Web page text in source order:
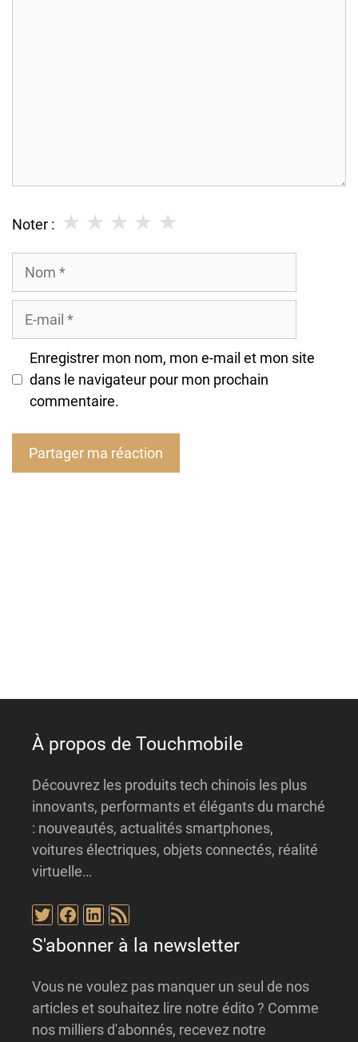
Noter : ★
★
★
★
★
Enregistrer mon nom, mon e-mail et mon site
dans le navigateur pour mon prochain
commentaire.
À propos de Touchmobile
Découvrez les produits tech chinois les plus
innovants, performants et élégants du marché
: nouveautés, actualités smartphones,
voitures électriques, objets connectés, réalité
virtuelle…
Twitter
Facebook
LinkedIn
Flux RSS
S'abonner à la newsletter
Vous ne voulez pas manquer un seul de nos
articles et souhaitez lire notre édito ? Comme
nos milliers d'abonnés, recevez notre